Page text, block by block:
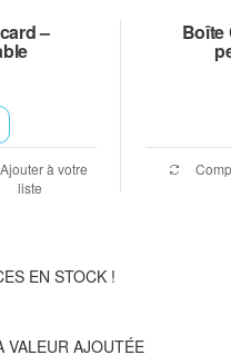
–
Ajouter à votre
liste
Boîte